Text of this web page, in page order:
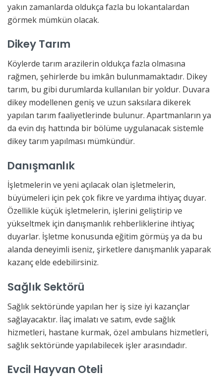
yakın zamanlarda oldukça fazla bu lokantalardan
görmek mümkün olacak.
Dikey Tarım
Köylerde tarım arazilerin oldukça fazla olmasına
rağmen, şehirlerde bu imkân bulunmamaktadır. Dikey
tarım, bu gibi durumlarda kullanılan bir yoldur. Duvara
dikey modellenen geniş ve uzun saksılara dikerek
yapılan tarım faaliyetlerinde bulunur. Apartmanların ya
da evin dış hattında bir bölüme uygulanacak sistemle
dikey tarım yapılması mümkündür.
Danışmanlık
İşletmelerin ve yeni açılacak olan işletmelerin,
büyümeleri için pek çok fikre ve yardıma ihtiyaç duyar.
Özellikle küçük işletmelerin, işlerini geliştirip ve
yükseltmek için danışmanlık rehberliklerine ihtiyaç
duyarlar. İşletme konusunda eğitim görmüş ya da bu
alanda deneyimli iseniz, şirketlere danışmanlık yaparak
kazanç elde edebilirsiniz.
Sağlık Sektörü
Sağlık sektöründe yapılan her iş size iyi kazançlar
sağlayacaktır. İlaç imalatı ve satım, evde sağlık
hizmetleri, hastane kurmak, özel ambulans hizmetleri,
sağlık sektöründe yapılabilecek işler arasındadır.
Evcil Hayvan Oteli